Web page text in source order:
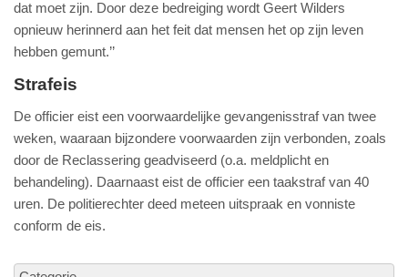
dat moet zijn. Door deze bedreiging wordt Geert Wilders
opnieuw herinnerd aan het feit dat mensen het op zijn leven
hebben gemunt.’’
Strafeis
De officier eist een voorwaardelijke gevangenisstraf van twee
weken, waaraan bijzondere voorwaarden zijn verbonden, zoals
door de Reclassering geadviseerd (o.a. meldplicht en
behandeling). Daarnaast eist de officier een taakstraf van 40
uren. De politierechter deed meteen uitspraak en vonniste
conform de eis.